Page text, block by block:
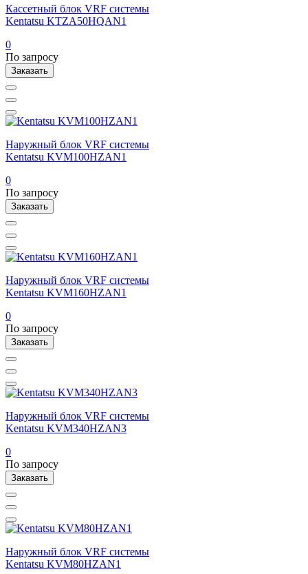
Кассетный блок VRF системы
Kentatsu KTZA50HQAN1
0
По запросу
Заказать
Наружный блок VRF системы
Kentatsu KVM100HZAN1
0
По запросу
Заказать
Наружный блок VRF системы
Kentatsu KVM160HZAN1
0
По запросу
Заказать
Наружный блок VRF системы
Kentatsu KVM340HZAN3
0
По запросу
Заказать
Наружный блок VRF системы
Kentatsu KVM80HZAN1